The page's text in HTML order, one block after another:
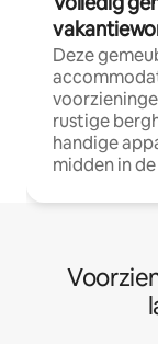
Deze
rustige
handige
midden in